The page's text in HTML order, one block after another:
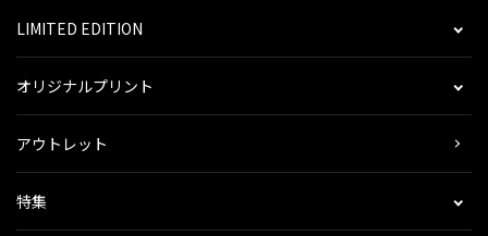
LIMITED EDITION
オリジナルプリント
アウトレット
特集